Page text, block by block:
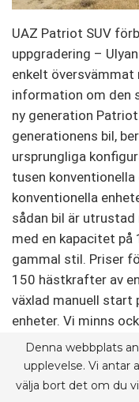
UAZ Patriot SUV
uppgradering –
enkelt
information om den
ny generation
generationens bil,
ursprungliga
tusen
konventionella
sådan bil är
med en kapacitet på
gammal stil. Priser
150 hästkrafter av
växlad manuell start
enheter. Vi minns
sommaren 2019
uppgradering –
växlad Punch
Denna webbplats
upplevelse. Vi antar
välja bort det om du